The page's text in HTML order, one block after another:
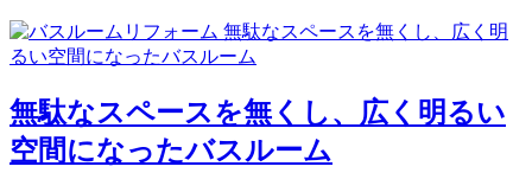
無駄なスペースを無くし、広く明るい
空間になったバスルーム